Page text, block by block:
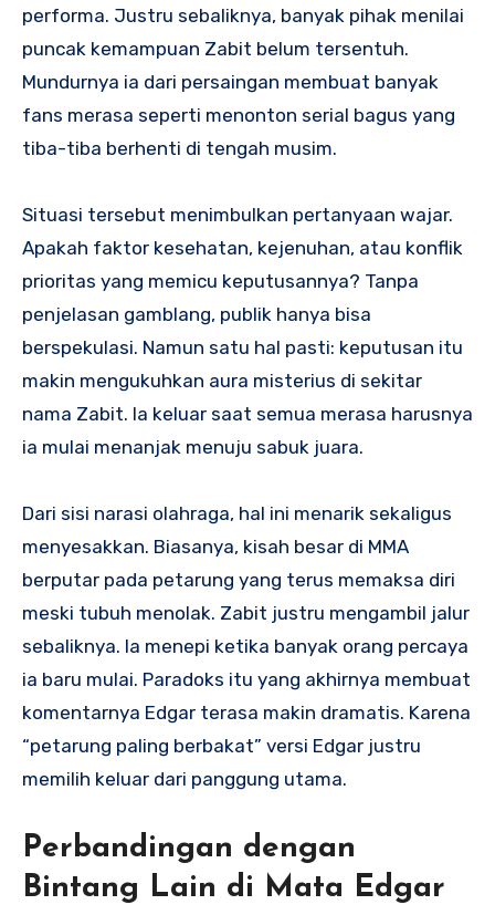
performa. Justru sebaliknya, banyak pihak menilai
puncak kemampuan Zabit belum tersentuh.
Mundurnya ia dari persaingan membuat banyak
fans merasa seperti menonton serial bagus yang
tiba-tiba berhenti di tengah musim.
Situasi tersebut menimbulkan pertanyaan wajar.
Apakah faktor kesehatan, kejenuhan, atau konflik
prioritas yang memicu keputusannya? Tanpa
penjelasan gamblang, publik hanya bisa
berspekulasi. Namun satu hal pasti: keputusan itu
makin mengukuhkan aura misterius di sekitar
nama Zabit. Ia keluar saat semua merasa harusnya
ia mulai menanjak menuju sabuk juara.
Dari sisi narasi olahraga, hal ini menarik sekaligus
menyesakkan. Biasanya, kisah besar di MMA
berputar pada petarung yang terus memaksa diri
meski tubuh menolak. Zabit justru mengambil jalur
sebaliknya. Ia menepi ketika banyak orang percaya
ia baru mulai. Paradoks itu yang akhirnya membuat
komentarnya Edgar terasa makin dramatis. Karena
“petarung paling berbakat” versi Edgar justru
memilih keluar dari panggung utama.
Perbandingan dengan
Bintang Lain di Mata Edgar